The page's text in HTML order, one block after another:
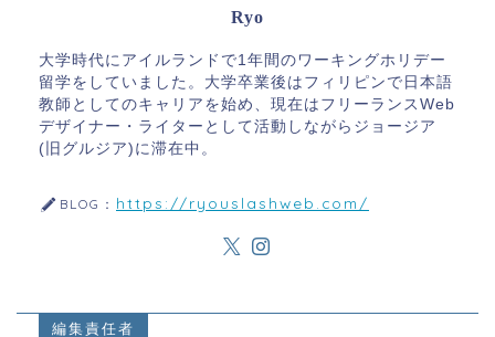
Ryo
大学時代にアイルランドで1年間のワーキングホリデー
留学をしていました。大学卒業後はフィリピンで日本語
教師としてのキャリアを始め、現在はフリーランスWeb
デザイナー・ライターとして活動しながらジョージア
(旧グルジア)に滞在中。
BLOG： https://ryouslashweb.com/
編集責任者